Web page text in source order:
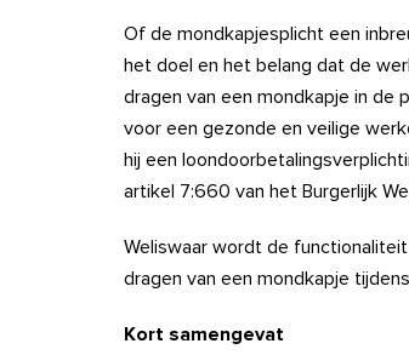
Of de mondkapjesplicht een
het doel en het belang dat de
dragen van een mondkapje in de
voor een gezonde en veilige
hij een
artikel 7:660 van het Burgerlijk
Weliswaar wordt de
dragen van een mondkapje
Kort samengevat